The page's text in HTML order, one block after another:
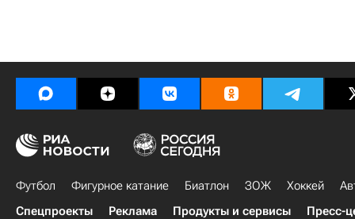
Футбол Фигурное катание Биатлон ЗОЖ Хоккей
Спецпроекты
Реклама Продукты и сервисы Пресс-